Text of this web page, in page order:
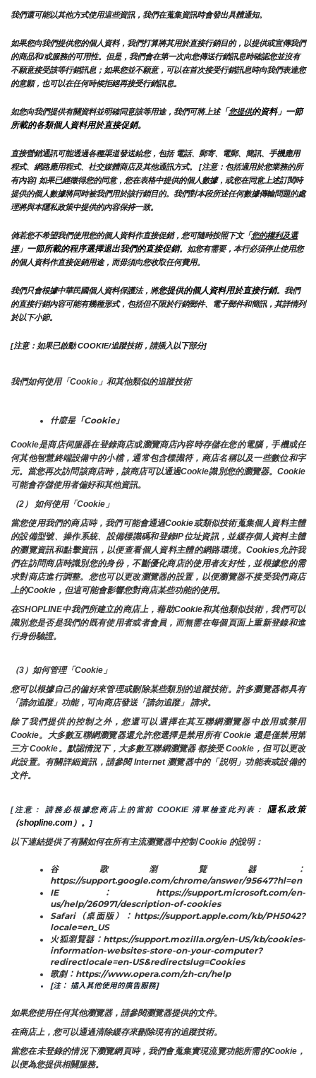
我們還可能以其他方式使用這些資訊，我們在蒐集資訊時會發出具體通知。
如果您向我們提供您的個人資料，我們打算將其用於直接行銷目的，以提供或宣傳我們
的商品和/或服務的可用性。但是，我們會在第一次向您傳送行銷訊息時確認您並沒有
不願意接受該等行銷訊息；如果您並不願意，可以在首次接受行銷訊息時向我們表達您
的意願，也可以在任何時候拒絕再接受行銷訊息。
如您向我們提供有關資料並明確同意該等用途，我們可將上述「您提供的資料」一節
所載的各類個人資料用於直接促銷。
直接營銷通訊可能透過各種渠道發送給您，包括 電話、郵寄、電郵、簡訊、手機應用
程式、網路應用程式、社交媒體商店及其他通訊方式。 [注意：包括適用於您業務的所
有內容] 如果已經徵得您的同意，您在表格中提供的個人數據，或您在同意上述訂閱時
提供的個人數據將同時被我們用於該行銷目的。我們對本段所述任何數據傳輸問題的處
理將與本隱私政策中提供的內容保持一致。
倘若您不希望我們使用您的個人資料作直接促銷，您可隨時按照下文「您的權利及選
擇」一節所載的程序選擇退出我們的直接促銷。如您有需要，本行必須停止使用您
的個人資料作直接促銷用途，而毋須向您收取任何費用。
我們只會根據中華民國個人資料保護法，將您提供的個人資料用於直接行銷。我們
的直接行銷內容可能有幾種形式，包括但不限於行銷郵件、電子郵件和簡訊，其詳情列
於以下小節。
[注意：如果已啟動 COOKIE/追蹤技術，請插入以下部分]
我們如何使用「Cookie」和其他類似的追蹤技術
什麼是「Cookie」
Cookie是商店伺服器在登錄商店或瀏覽商店內容時存儲在您的電腦，手機或任
何其他智慧終端設備中的小檔，通常包含標識符，商店名稱以及一些數位和字
元。當您再次訪問該商店時，該商店可以通過Cookie識別您的瀏覽器。Cookie
可能會存儲使用者偏好和其他資訊。
（2） 如何使用「Cookie」
當您使用我們的商店時，我們可能會通過Cookie或類似技術蒐集個人資料主體
的設備型號、操作系統、設備標識碼和登錄IP位址資訊，並緩存個人資料主體
的瀏覽資訊和點擊資訊，以便查看個人資料主體的網路環境。Cookies允許我
們在訪問商店時識別您的身份，不斷優化商店的使用者友好性，並根據您的需
求對商店進行調整。您也可以更改瀏覽器的設置，以便瀏覽器不接受我們商店
上的Cookie，但這可能會影響您對商店某些功能的使用。
在SHOPLINE中我們所建立的商店上，藉助Cookie和其他類似技術，我們可以
識別您是否是我們的既有使用者或者會員，而無需在每個頁面上重新登錄和進
行身份驗證。
（3）如何管理「Cookie」
您可以根據自己的偏好來管理或刪除某些類別的追蹤技術。許多瀏覽器都具有
「請勿追蹤」功能，可向商店發送「請勿追蹤」 請求。
除了我們提供的控制之外，您還可以選擇在其互聯網瀏覽器中啟用或禁用
Cookie。大多數互聯網瀏覽器還允許您選擇是禁用所有 Cookie 還是僅禁用第
三方 Cookie。默認情況下，大多數互聯網瀏覽器 都接受 Cookie，但可以更改
此設置。有關詳細資訊，請參閱 Internet 瀏覽器中的「説明」功能表或設備的
文件。
[注意： 請務必根據您商店上的當前 COOKIE 清單檢查此列表： 隱私政策
（shopline.com）。
]
以下連結提供了有關如何在所有主流瀏覽器中控制 Cookie 的說明：
谷歌瀏覽器：
https://support.google.com/chrome/answer/95647?hl=en
IE：https://support.microsoft.com/en-
us/help/260971/description-of-cookies
Safari（桌面版）：https://support.apple.com/kb/PH5042?
locale=en_US
火狐瀏覽器：https://support.mozilla.org/en-US/kb/cookies-
information-websites-store-on-your-computer?
redirectlocale=en-US&redirectslug=Cookies
歌劇：https://www.opera.com/zh-cn/help
[注： 插入其他使用的廣告服務]
如果您使用任何其他瀏覽器，請參閱瀏覽器提供的文件。
在商店上，您可以通過清除緩存來刪除現有的追蹤技術。
當您在未登錄的情況下瀏覽網頁時，我們會蒐集實現流覽功能所需的Cookie，
以便為您提供相關服務。